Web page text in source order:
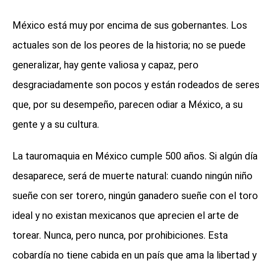
México está muy por encima de sus gobernantes. Los
actuales son de los peores de la historia; no se puede
generalizar, hay gente valiosa y capaz, pero
desgraciadamente son pocos y están rodeados de seres
que, por su desempeño, parecen odiar a México, a su
gente y a su cultura.
La tauromaquia en México cumple 500 años. Si algún día
desaparece, será de muerte natural: cuando ningún niño
sueñe con ser torero, ningún ganadero sueñe con el toro
ideal y no existan mexicanos que aprecien el arte de
torear. Nunca, pero nunca, por prohibiciones. Esta
cobardía no tiene cabida en un país que ama la libertad y